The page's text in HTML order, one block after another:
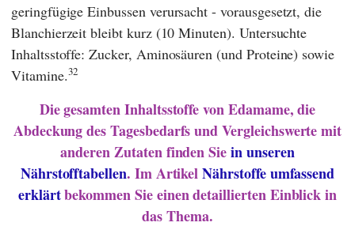
geringfügige Einbussen verursacht - vorausgesetzt, die
Blanchierzeit bleibt kurz (10 Minuten). Untersuchte
Inhaltsstoffe: Zucker, Aminosäuren (und Proteine) sowie
Vitamine.32
Die gesamten Inhaltsstoffe von Edamame, die
Abdeckung des Tagesbedarfs und Vergleichswerte mit
anderen Zutaten finden Siein unseren
Nährstofftabellen. Im ArtikelNährstoffe umfassend
erklärtbekommen Sie einen detaillierten Einblick in
das Thema.